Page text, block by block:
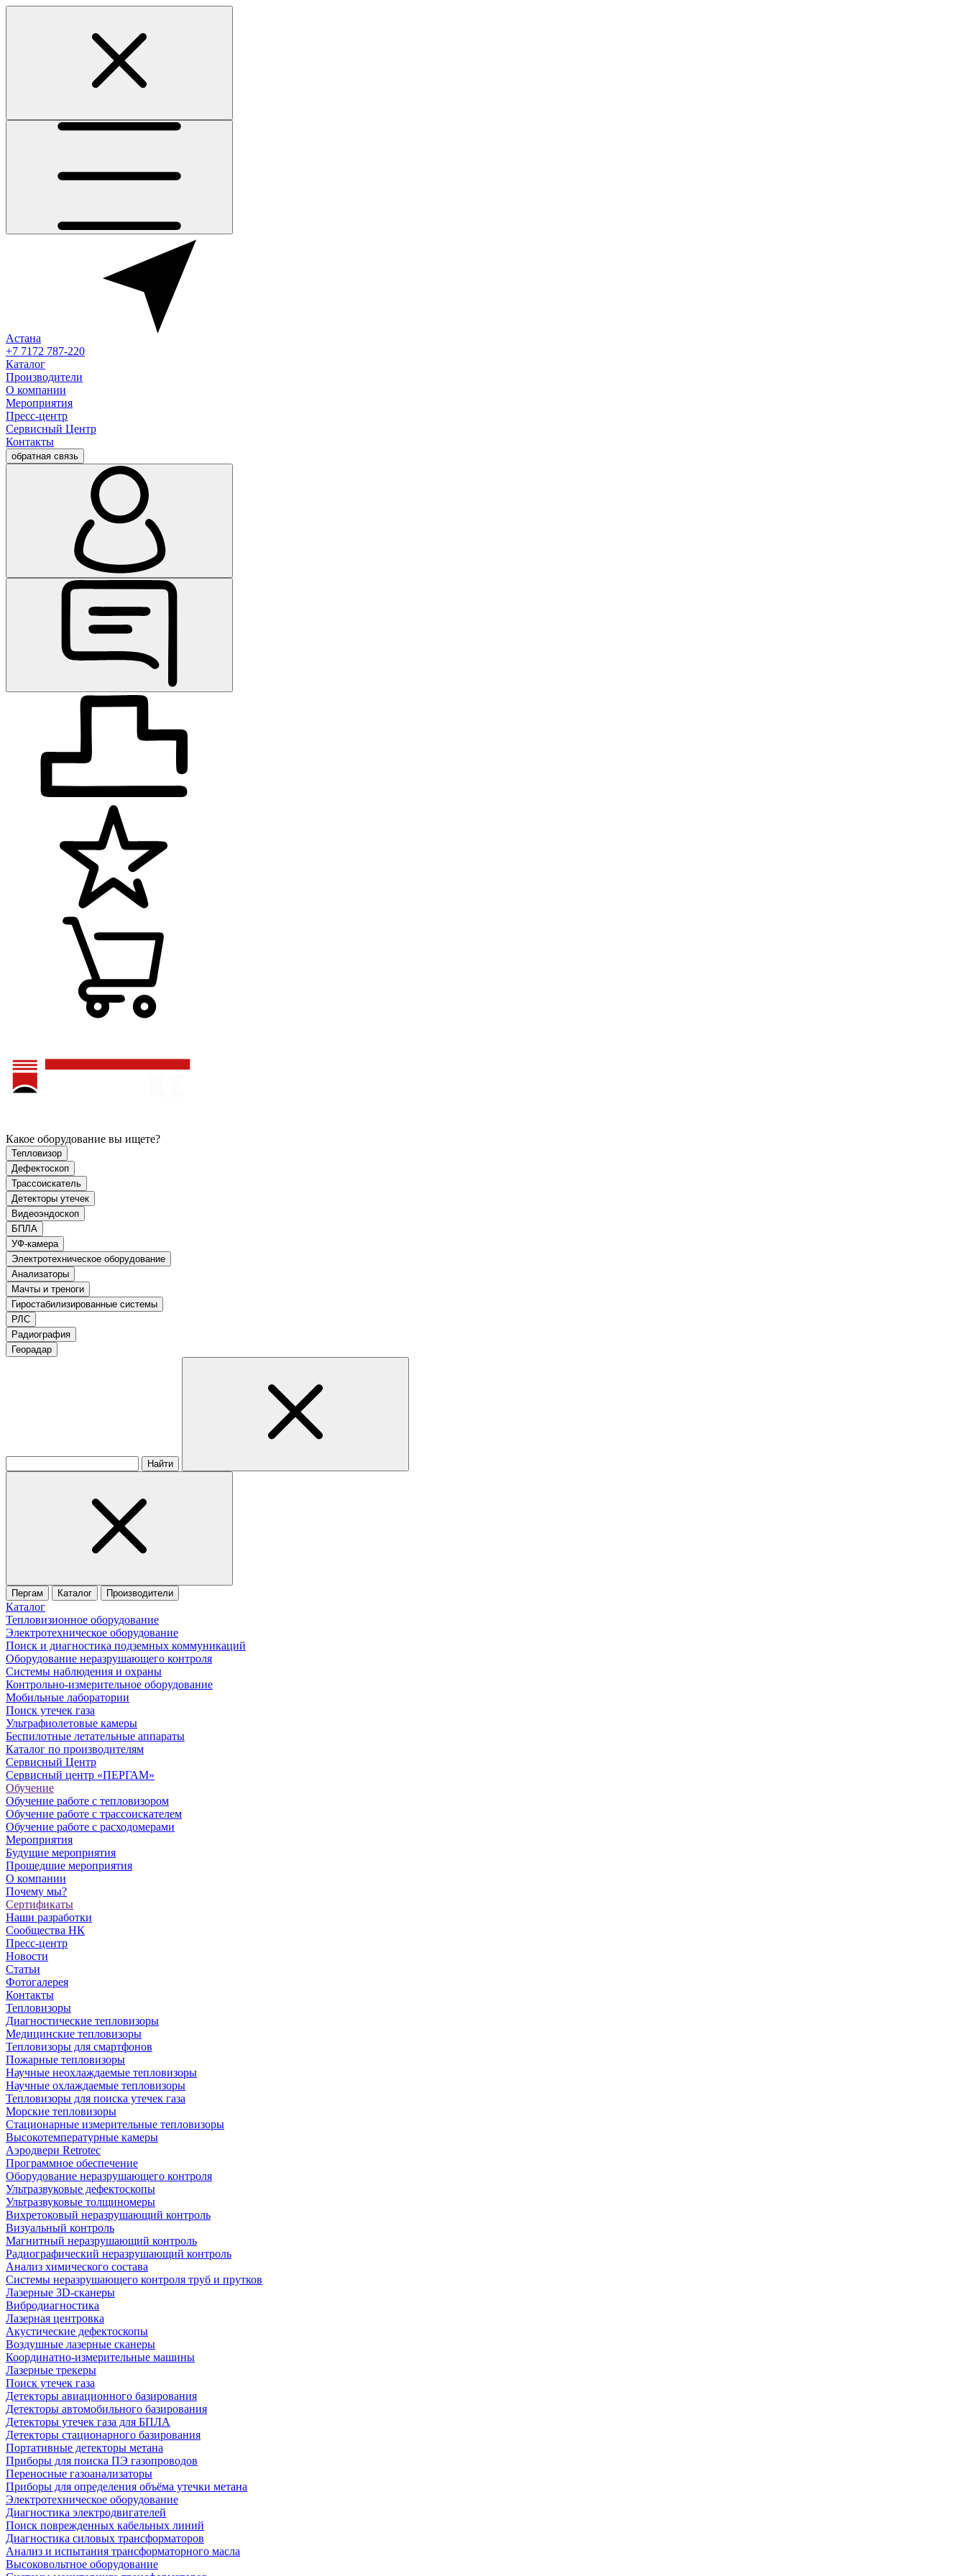
Астана
+7 7172 787-220
Каталог
Производители
О компании
Мероприятия
Пресс-центр
Сервисный Центр
Контакты
обратная связь
Какое оборудование вы ищете?
Тепловизор
Дефектоскоп
Трассоискатель
Детекторы утечек
Видеоэндоскоп
БПЛА
УФ-камера
Электротехническое оборудование
Анализаторы
Мачты и треноги
Гиростабилизированные системы
РЛС
Радиография
Георадар
Найти
Пергам Каталог Производители
Каталог
Тепловизионное оборудование
Электротехническое оборудование
Поиск и диагностика подземных коммуникаций
Оборудование неразрушающего контроля
Системы наблюдения и охраны
Контрольно-измерительное оборудование
Мобильные лаборатории
Поиск утечек газа
Ультрафиолетовые камеры
Беспилотные летательные аппараты
Каталог по производителям
Сервисный Центр
Сервисный центр «ПЕРГАМ»
Обучение
Обучение работе с тепловизором
Обучение работе с трассоискателем
Обучение работе с расходомерами
Мероприятия
Будущие мероприятия
Прошедшие мероприятия
О компании
Почему мы?
Сертификаты
Наши разработки
Сообщества НК
Пресс-центр
Новости
Статьи
Фотогалерея
Контакты
Тепловизоры
Диагностические тепловизоры
Медицинские тепловизоры
Тепловизоры для смартфонов
Пожарные тепловизоры
Научные неохлаждаемые тепловизоры
Научные охлаждаемые тепловизоры
Тепловизоры для поиска утечек газа
Морские тепловизоры
Стационарные измерительные тепловизоры
Высокотемпературные камеры
Аэродвери Retrotec
Программное обеспечение
Оборудование неразрушающего контроля
Ультразвуковые дефектоскопы
Ультразвуковые толщиномеры
Вихретоковый неразрушающий контроль
Визуальный контроль
Магнитный неразрушающий контроль
Радиографический неразрушающий контроль
Анализ химического состава
Системы неразрушающего контроля труб и прутков
Лазерные 3D-сканеры
Вибродиагностика
Лазерная центровка
Акустические дефектоскопы
Воздушные лазерные сканеры
Координатно-измерительные машины
Лазерные трекеры
Поиск утечек газа
Детекторы авиационного базирования
Детекторы автомобильного базирования
Детекторы утечек газа для БПЛА
Детекторы стационарного базирования
Портативные детекторы метана
Приборы для поиска ПЭ газопроводов
Переносные газоанализаторы
Приборы для определения объёма утечки метана
Электротехническое оборудование
Диагностика электродвигателей
Поиск поврежденных кабельных линий
Диагностика силовых трансформаторов
Анализ и испытания трансформаторного масла
Высоковольтное оборудование